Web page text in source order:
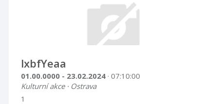
lxbfYeaa
01.00.0000 - 23.02.2024 · 07:10:00
Kulturní akce · Ostrava
1